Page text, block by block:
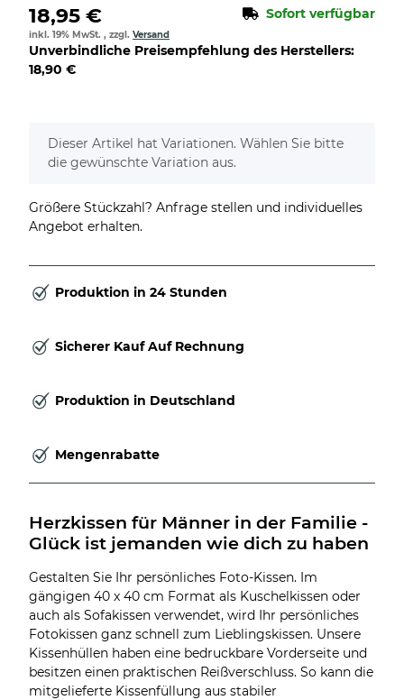
18,95 € Sofort verfügbar
inkl. 19% MwSt. , zzgl. Versand
Unverbindliche Preisempfehlung des Herstellers:
18,90 €
x
Dieser Artikel hat Variationen. Wählen Sie bitte
die gewünschte Variation aus.
Größere Stückzahl? Anfrage stellen und individuelles
Angebot erhalten.
Produktion in 24 Stunden
Sicherer Kauf Auf Rechnung
Produktion in Deutschland
Mengenrabatte
Herzkissen für Männer in der Familie -
Glück ist jemanden wie dich zu haben
Gestalten Sie Ihr persönliches Foto-Kissen. Im
gängigen 40 x 40 cm Format als Kuschelkissen oder
auch als Sofakissen verwendet, wird Ihr persönliches
Fotokissen ganz schnell zum Lieblingskissen. Unsere
Kissenhüllen haben eine bedruckbare Vorderseite und
besitzen einen praktischen Reißverschluss. So kann die
mitgelieferte Kissenfüllung aus stabiler